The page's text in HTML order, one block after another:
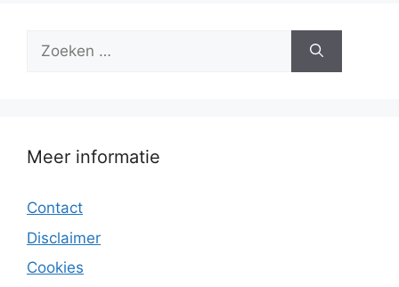
Zoek
Meer informatie
Contact
Disclaimer
Cookies